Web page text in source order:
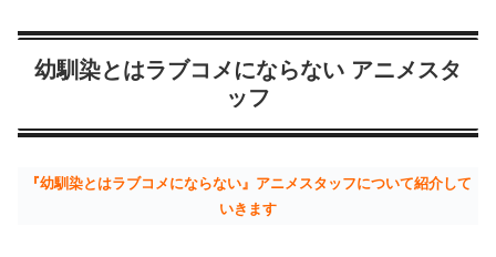
幼馴染とはラブコメにならない アニメスタ
ッフ
『幼馴染とはラブコメにならない』アニメスタッフについて紹介して
いきます